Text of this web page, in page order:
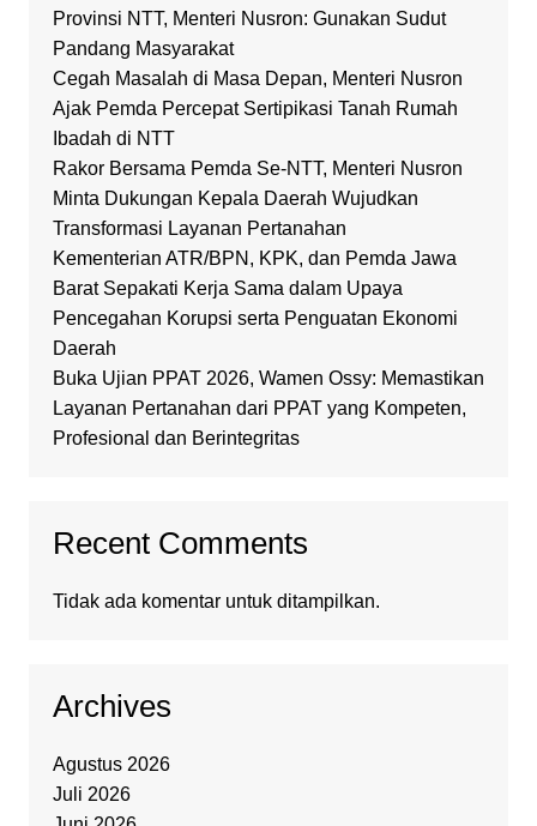
Provinsi NTT, Menteri Nusron: Gunakan Sudut
Pandang Masyarakat
Cegah Masalah di Masa Depan, Menteri Nusron
Ajak Pemda Percepat Sertipikasi Tanah Rumah
Ibadah di NTT
Rakor Bersama Pemda Se-NTT, Menteri Nusron
Minta Dukungan Kepala Daerah Wujudkan
Transformasi Layanan Pertanahan
Kementerian ATR/BPN, KPK, dan Pemda Jawa
Barat Sepakati Kerja Sama dalam Upaya
Pencegahan Korupsi serta Penguatan Ekonomi
Daerah
Buka Ujian PPAT 2026, Wamen Ossy: Memastikan
Layanan Pertanahan dari PPAT yang Kompeten,
Profesional dan Berintegritas
Recent Comments
Tidak ada komentar untuk ditampilkan.
Archives
Agustus 2026
Juli 2026